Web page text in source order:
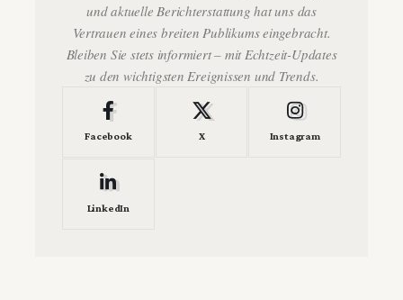
und aktuelle Berichterstattung hat uns das
Vertrauen eines breiten Publikums eingebracht.
Bleiben Sie stets informiert – mit Echtzeit-Updates
zu den wichtigsten Ereignissen und Trends.
Facebook X Instagram
LinkedIn